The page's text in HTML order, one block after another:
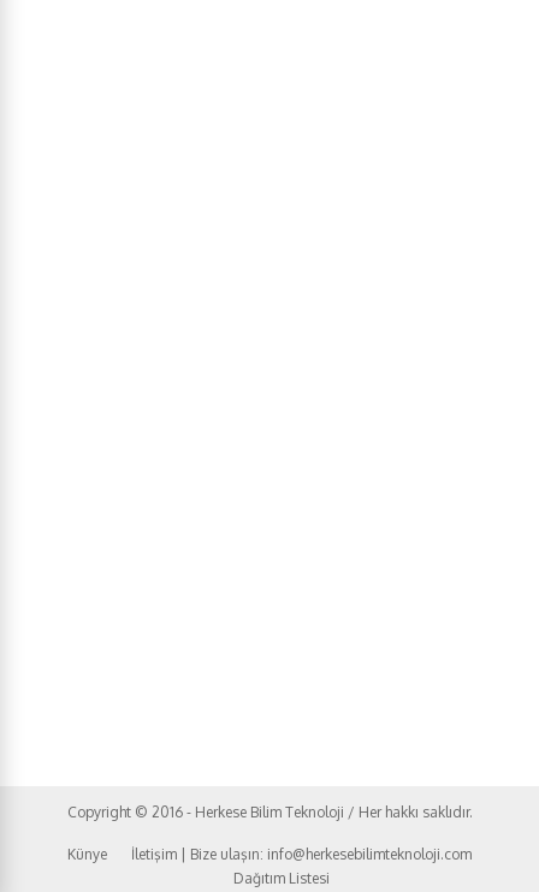
Copyright © 2016 - Herkese Bilim Teknoloji / Her hakkı saklıdır.
Künye
İletişim | Bize ulaşın: info@herkesebilimteknoloji.com
Dağıtım Listesi